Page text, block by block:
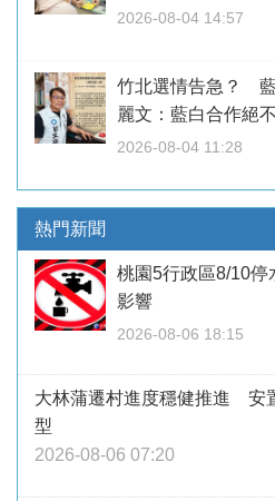
2026-08-04 14:57
竹北選情告急？
麗文：藍白合作絕
2026-08-04 11:28
熱門新聞
桃園5行政區8/10
影響
2026-08-06 18:15
大林蒲遷村進度穩健推進 安
型
2026-08-06 07:20